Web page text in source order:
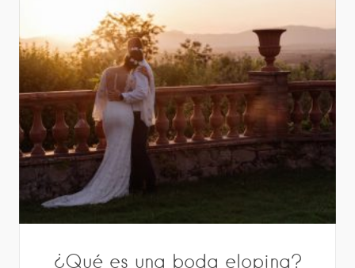
¿Qué es una boda eloping?